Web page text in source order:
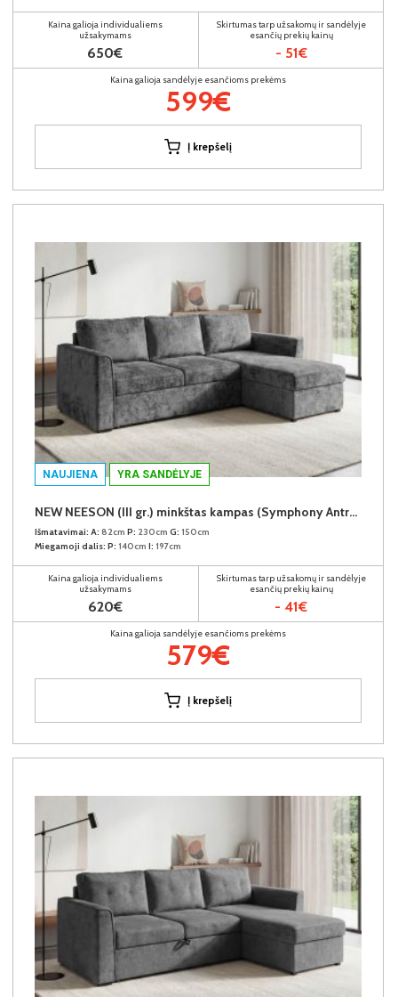
Kaina galioja individualiems
užsakymams
650€
Skirtumas tarp užsakomų ir sandėlyje
esančių prekių kainų
- 51€
Kaina galioja sandėlyje esančioms prekėms
599€
Į krepšelį
NAUJIENA YRA SANDĖLYJE
NEW NEESON (III gr.) minkštas kampas (Symphony Antracite-20)
Išmatavimai: A: 82cm P: 230cm G: 150cm
Miegamoji dalis: P: 140cm I: 197cm
Kaina galioja individualiems
užsakymams
620€
Skirtumas tarp užsakomų ir sandėlyje
esančių prekių kainų
- 41€
Kaina galioja sandėlyje esančioms prekėms
579€
Į krepšelį